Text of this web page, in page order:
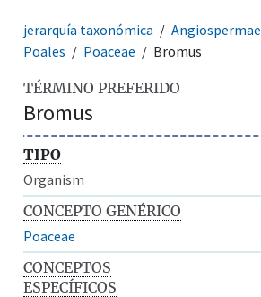
jerarquía taxonómica Angiospermae
Poales
Poaceae Bromus
TÉRMINO PREFERIDO
Bromus
TIPO
Organism
CONCEPTO GENÉRICO
Poaceae
CONCEPTOS
ESPECÍFICOS